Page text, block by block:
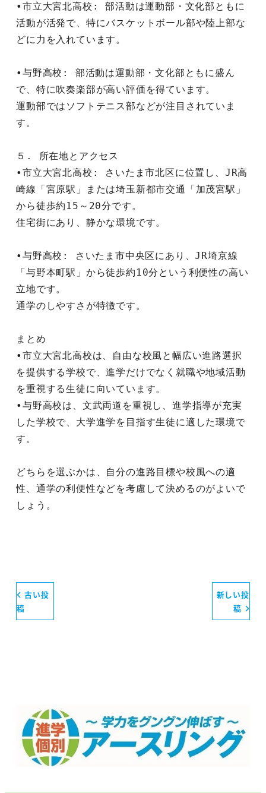
•市立大宮北高校: 部活動は運動部・文化部ともに
活動が活発で、特にバスケットボール部や陸上部な
どに力を入れています。
•与野高校: 部活動は運動部・文化部ともに盛ん
で、特に吹奏楽部が高い評価を得ています。
運動部ではソフトテニス部などが注目されていま
す。
５. 所在地とアクセス
•市立大宮北高校: さいたま市北区に位置し、JR高
崎線「宮原駅」または埼玉新都市交通「加茂宮駅」
から徒歩約15～20分です。
住宅街にあり、静かな環境です。
•与野高校: さいたま市中央区にあり、JR埼京線
「与野本町駅」から徒歩約10分という利便性の高い
立地です。
通学のしやすさが特徴です。
まとめ
•市立大宮北高校は、自由な校風と幅広い進路選択
を提供する学校で、進学だけでなく就職や地域活動
を重視する生徒に向いています。
•与野高校は、文武両道を重視し、進学指導が充実
した学校で、大学進学を目指す生徒に適した環境で
す。
どちらを選ぶかは、自分の進路目標や校風への適
性、通学の利便性などを考慮して決めるのがよいで
しょう。
古い投
稿
新しい投
稿